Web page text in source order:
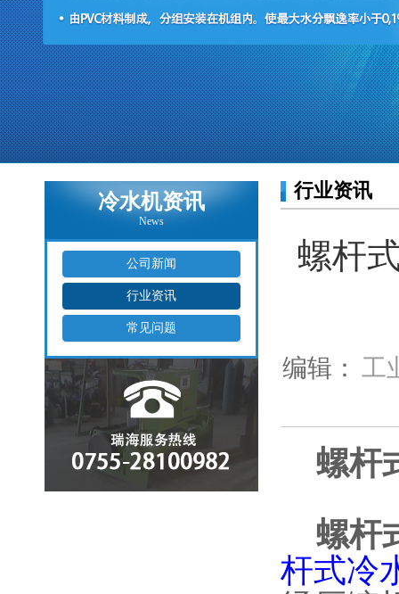
冷水机资讯
News
公司新闻
行业资讯
常见问题
行业资讯
螺杆
编辑： 工
螺杆
螺杆
杆式冷